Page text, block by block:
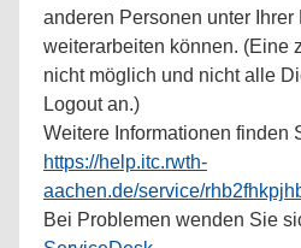
anderen Personen unter Ihrer
weiterarbeiten können. (Eine
nicht möglich und nicht alle
Logout an.)
Weitere Informationen finden
https://help.itc.rwth-
aachen.de/service/
Bei Problemen wenden Sie